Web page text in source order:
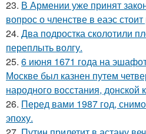
23. В Армении уже принят
вопрос о членстве в еаэс
24. Два подростка сколотили
переплыть волгу.
25. 6 июня 1671 года на
Москве был казнен путем
народного восстания, донской
26. Перед вами 1987 год,
эпоху.